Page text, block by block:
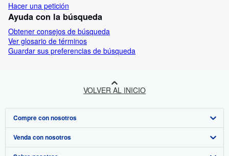
Hacer una petición
Ayuda con la búsqueda
Obtener consejos de búsqueda
Ver glosario de términos
Guardar sus preferencias de búsqueda
VOLVER AL INICIO
Compre con nosotros
Búsqueda avanzada
Venda con nosotros